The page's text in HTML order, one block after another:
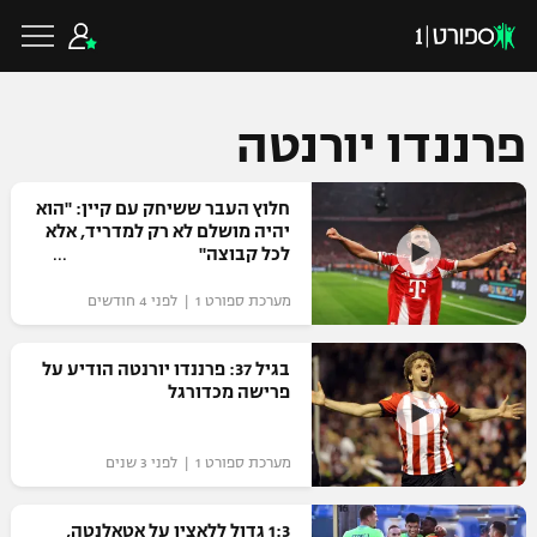
כדורגל ישראלי
ליגת העל
גביע הטוטו
ליגיונרים
גביע המדינה
כדורגל עולמי
ליגת האלופות
ליגה אירופית
ליגה אנגלית
כדורסל ישראלי
ליגת ווינר סל
ליגה לאומית
כדורסל עולמי
NBA
פרננדו יורנטה
חלוץ העבר ששיחק עם קיין: "הוא
יהיה מושלם לא רק למדריד, אלא
לכל קבוצה"
מערכת ספורט 1 | לפני 4 חודשים
בגיל 37: פרננדו יורנטה הודיע על
פרישה מכדורגל
מערכת ספורט 1 | לפני 3 שנים
1:3 גדול ללאציו על אטאלנטה,